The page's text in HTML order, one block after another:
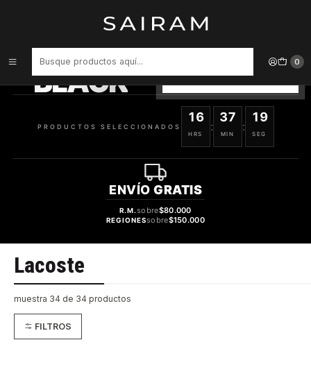
0
BLACK VER OFERTAS
PRODUCTOS SELECCIONADOS
16
HRS
:
37
MIN
:
19
SEG
ENVÍO GRATIS
R.M.sobre$80.000
REGIONESsobre$150.000
Lacoste
muestra 34 de 34 productos
FILTROS